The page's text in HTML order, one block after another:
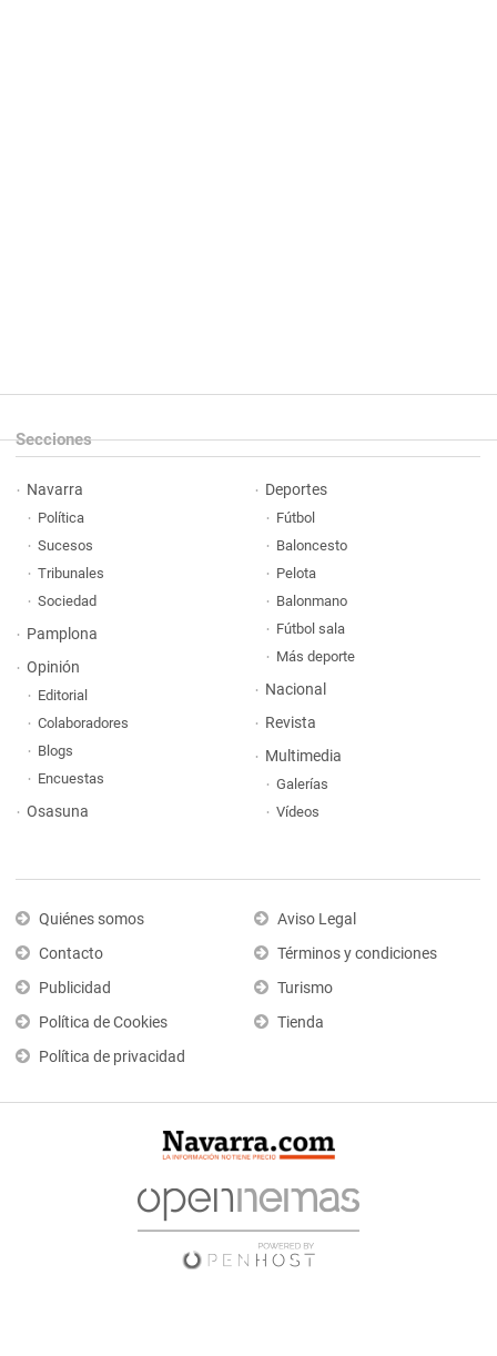
Secciones
Navarra
Política
Sucesos
Tribunales
Sociedad
Pamplona
Opinión
Editorial
Colaboradores
Blogs
Encuestas
Osasuna
Deportes
Fútbol
Baloncesto
Pelota
Balonmano
Fútbol sala
Más deporte
Nacional
Revista
Multimedia
Galerías
Vídeos
Quiénes somos
Contacto
Publicidad
Política de Cookies
Política de privacidad
Aviso Legal
Términos y condiciones
Turismo
Tienda